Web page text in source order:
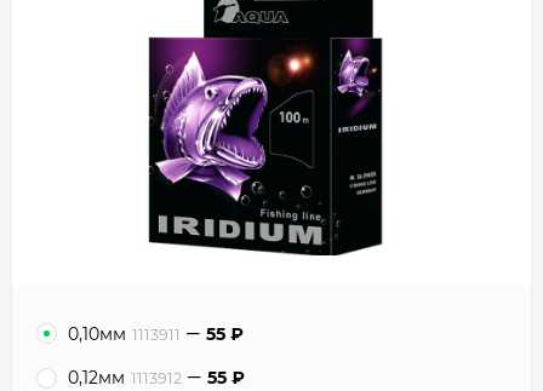
0,10мм 1113911 55 ₽
0,12мм 1113912 55 ₽